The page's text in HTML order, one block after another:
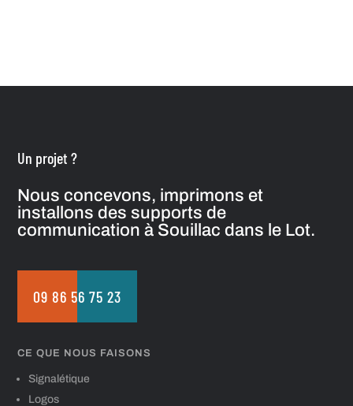
Un projet ?
Nous concevons, imprimons et
installons des supports de
communication à Souillac dans le Lot.
09 86 56 75 23
CE QUE NOUS FAISONS
Signalétique
Logos